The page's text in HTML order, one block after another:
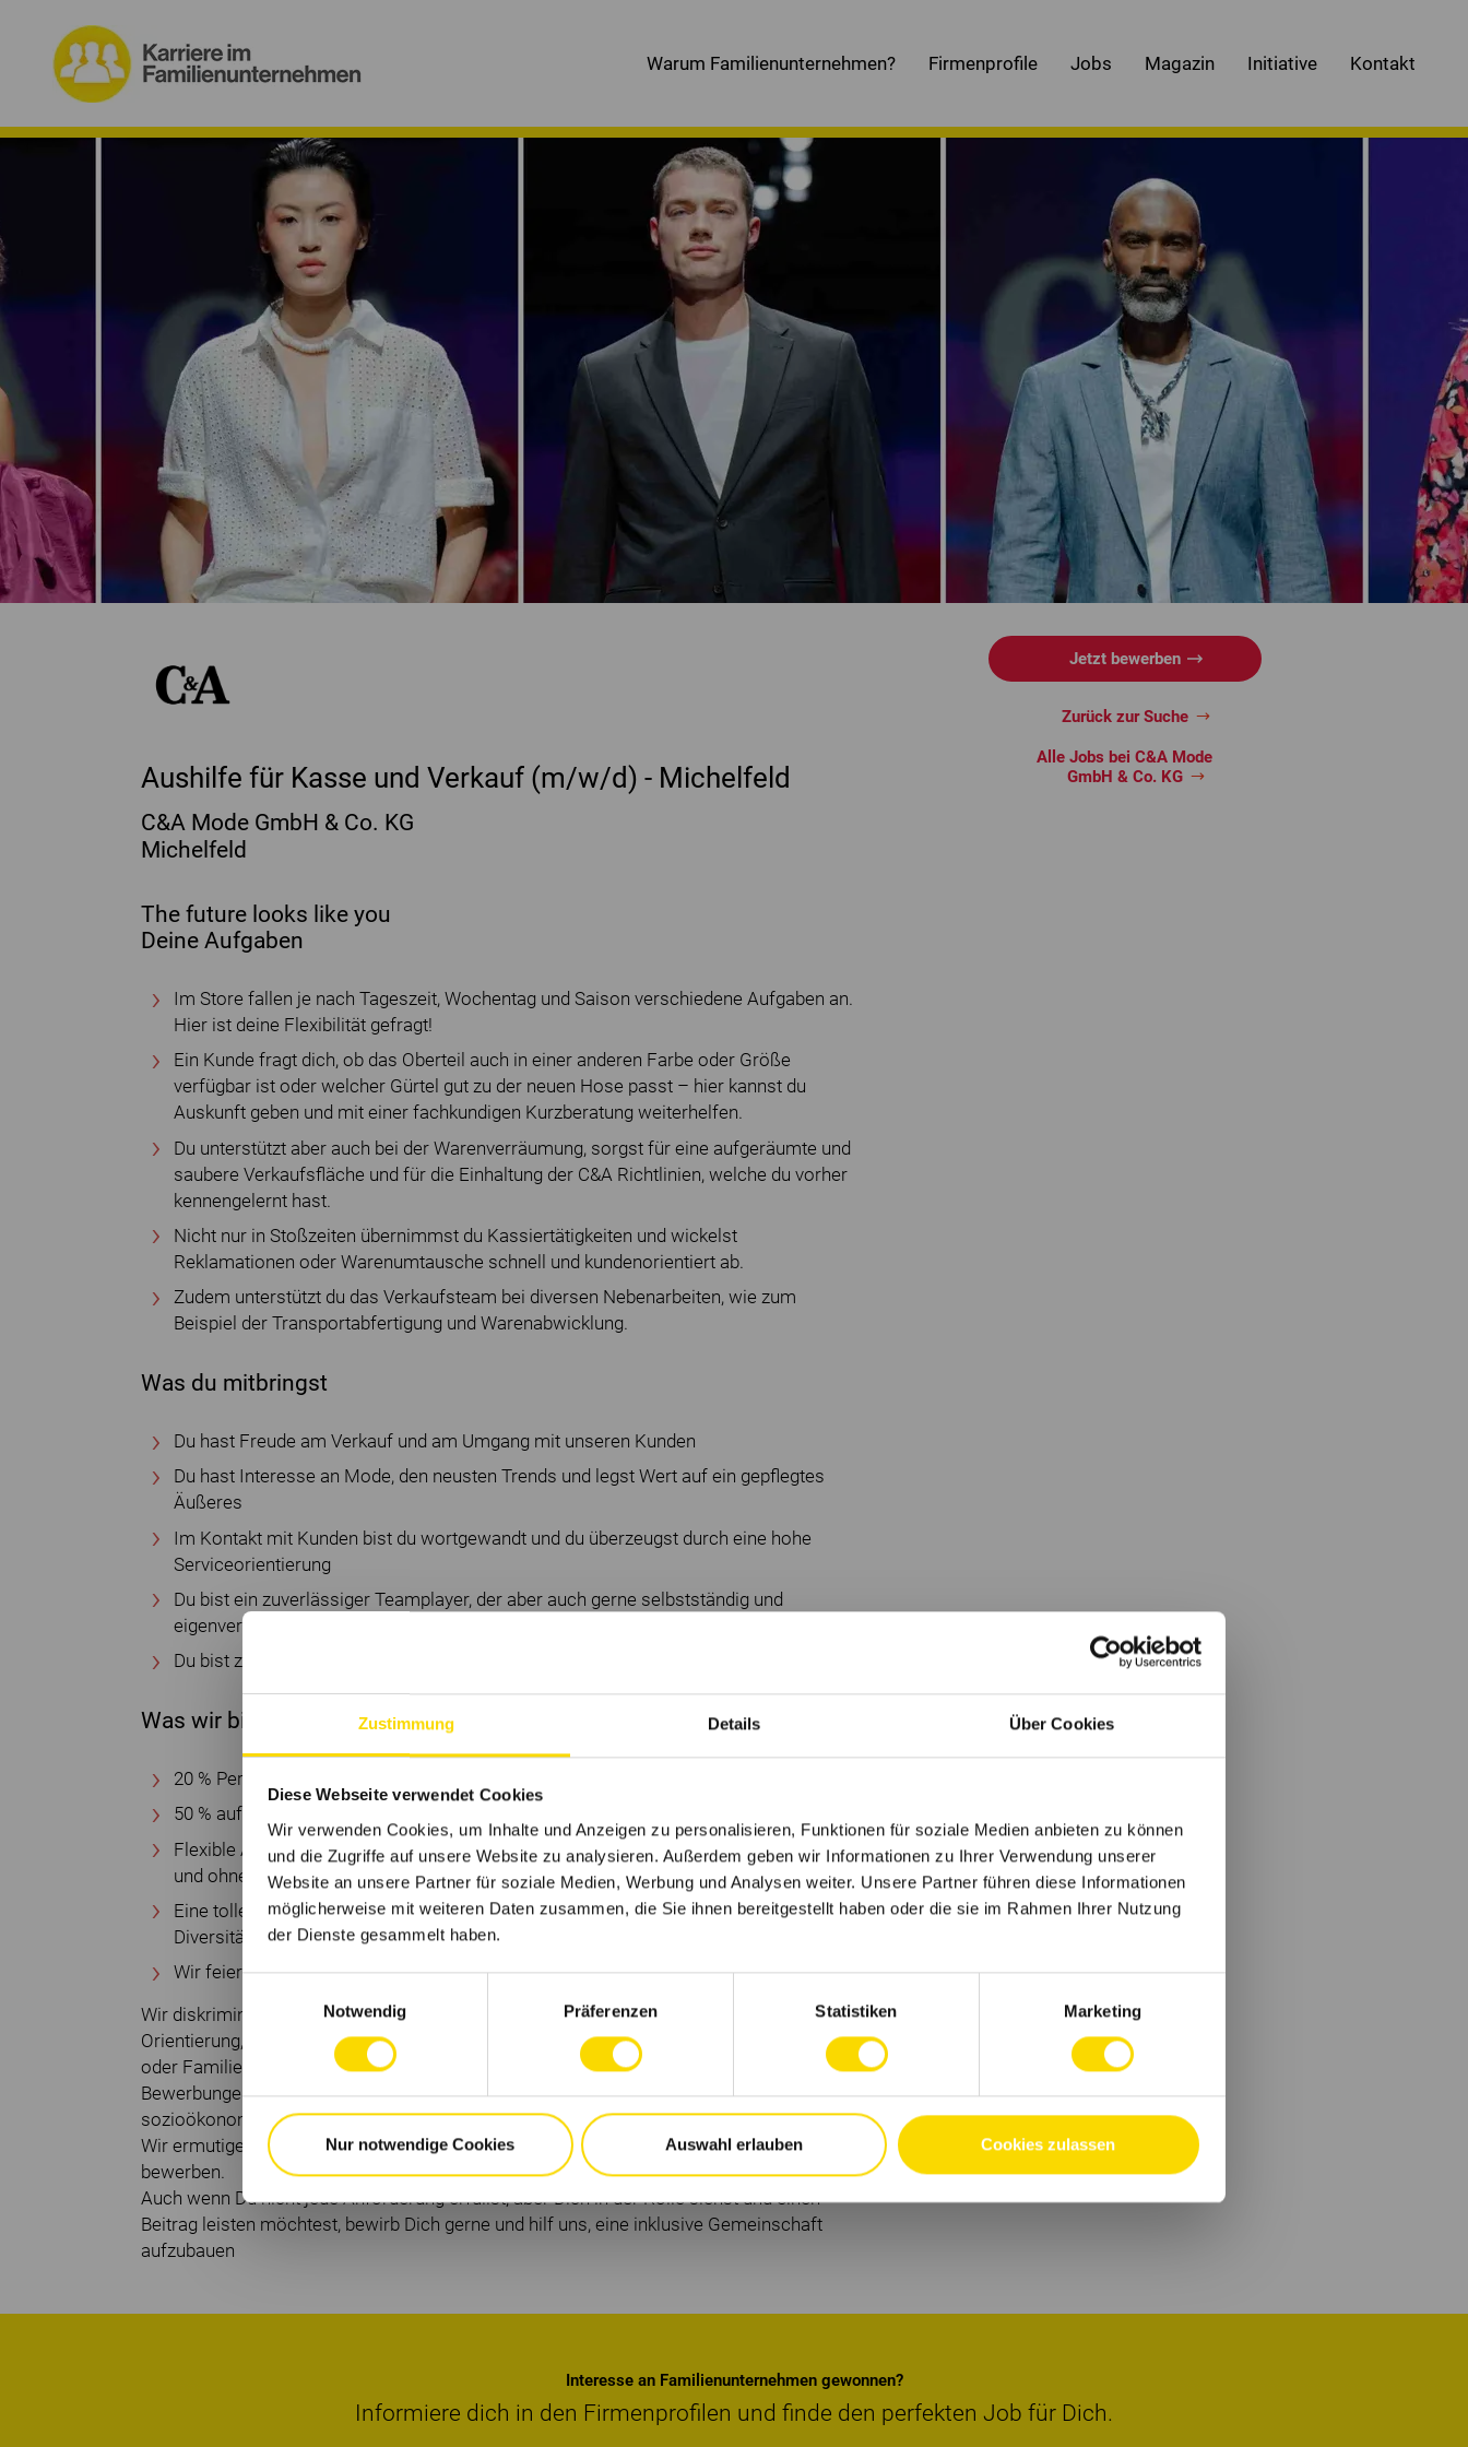
Zustimmung Details Über Cookies
Diese Webseite verwendet Cookies
Wir verwenden Cookies, um Inhalte und Anzeigen zu personalisieren, Funktionen für soziale Medien anbieten zu können
und die Zugriffe auf unsere Website zu analysieren. Außerdem geben wir Informationen zu Ihrer Verwendung unserer
Website an unsere Partner für soziale Medien, Werbung und Analysen weiter. Unsere Partner führen diese Informationen
möglicherweise mit weiteren Daten zusammen, die Sie ihnen bereitgestellt haben oder die sie im Rahmen Ihrer Nutzung
der Dienste gesammelt haben.
Notwendig
Präferenzen Statistiken Marketing
Nur notwendige Cookies Auswahl erlauben Cookies zulassen
Warum Familienunternehmen? Firmenprofile Jobs Magazin Initiative Kontakt
Aushilfe für Kasse und Verkauf (m/w/d) - Michelfeld
C&A Mode GmbH & Co. KG
Michelfeld
The future looks like you
Deine Aufgaben
Im Store fallen je nach Tageszeit, Wochentag und Saison verschiedene Aufgaben an.
Hier ist deine Flexibilität gefragt!
Ein Kunde fragt dich, ob das Oberteil auch in einer anderen Farbe oder Größe
verfügbar ist oder welcher Gürtel gut zu der neuen Hose passt – hier kannst du
Auskunft geben und mit einer fachkundigen Kurzberatung weiterhelfen.
Du unterstützt aber auch bei der Warenverräumung, sorgst für eine aufgeräumte und
saubere Verkaufsfläche und für die Einhaltung der C&A Richtlinien, welche du vorher
kennengelernt hast.
Nicht nur in Stoßzeiten übernimmst du Kassiertätigkeiten und wickelst
Reklamationen oder Warenumtausche schnell und kundenorientiert ab.
Zudem unterstützt du das Verkaufsteam bei diversen Nebenarbeiten, wie zum
Beispiel der Transportabfertigung und Warenabwicklung.
Was du mitbringst
Du hast Freude am Verkauf und am Umgang mit unseren Kunden
Du hast Interesse an Mode, den neusten Trends und legst Wert auf ein gepflegtes
Äußeres
Im Kontakt mit Kunden bist du wortgewandt und du überzeugst durch eine hohe
Serviceorientierung
Du bist ein zuverlässiger Teamplayer, der aber auch gerne selbstständig und
eigenverantwortlich handelt
Du bist zeitlich flexibel
Was wir bieten
20 % Personalrabatt online & im Store für dich und deine Familie
50 % auf Geschäftskleidung im Store
Flexible Arbeitszeitmodelle und Vetragsstrukturen ermöglichen es dir die Tage mit
und ohne C&A passend zu planen
Eine tolle Unternehmenskultur mit offenen Türen, in der Wertschätzung und
Diversität gelebt werden
Wir feiern Erfolge in Team- und Storeevents
Wir diskriminieren nicht aufgrund von Alter, Behinderung, Geschlechtsidentität, sexueller
Orientierung, ethnischer Herkunft, Hautfarbe, Religion oder Weltanschauung, Elternschaft
oder Familienstand oder einer anderen geschützten Eigenschaft. Wir freuen uns über
Bewerbungen von Frauen, Männern und nicht-binären Personen aller ethnischen und
sozioökonomischen Hintergründe.
Wir ermutigen insbesondere Menschen aus unterrepräsentierten Gruppen, sich zu
bewerben.
Auch wenn Du nicht jede Anforderung erfüllst, aber Dich in der Rolle siehst und einen
Beitrag leisten möchtest, bewirb Dich gerne und hilf uns, eine inklusive Gemeinschaft
aufzubauen
Jetzt bewerben
Zurück zur Suche
Alle Jobs bei C&A Mode
GmbH & Co. KG
Interesse an Familienunternehmen gewonnen?
Informiere dich in den Firmenprofilen und finde den perfekten Job für Dich.